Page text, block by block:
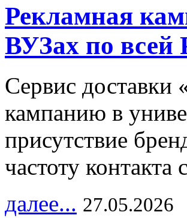
Рекламная
ВУЗах по всей
Сервис доставки
кампанию в
присутствие
частоту контакта
далее... 27.05.2026